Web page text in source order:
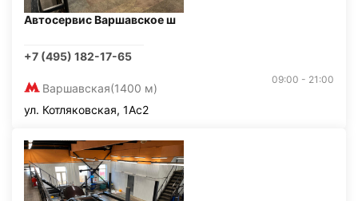
Автосервис Варшавское ш
+7 (495) 182-17-65
Варшавская(1400 м)
09:00 - 21:00
ул. Котляковская, 1Ас2